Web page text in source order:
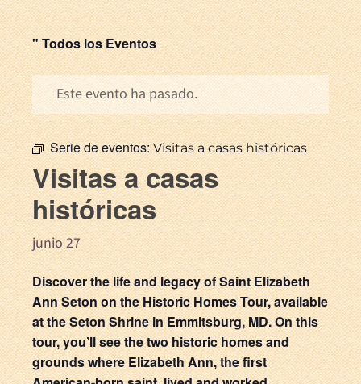
" Todos los Eventos
Este evento ha pasado.
Serie de eventos:Visitas a casas históricas
Visitas a casas
históricas
junio 27
Discover the life and legacy of Saint Elizabeth
Ann Seton on the Historic Homes Tour, available
at the Seton Shrine in Emmitsburg, MD. On this
tour, you’ll see the two historic homes and
grounds where Elizabeth Ann, the first